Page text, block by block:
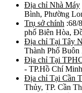
Địa chỉ Nhà Máy
Bình, Phường
Trụ sở chính :68/
phố Biên Hòa,
Địa chỉ Tại Tây
Thành Phố
Địa chỉ Tại
- TP.Hồ Chí Minh
Địa chỉ Tại Cần
Thủy, TP. Cần